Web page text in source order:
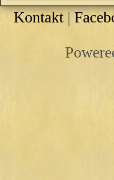
Kontakt |